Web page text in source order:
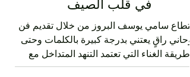
الروحاني سامي يوسف على
ركح قرطاج يخلق أجواءً رمضانية
في قلب الصيف
سامي يوسف البروز من خلال تقديم فن